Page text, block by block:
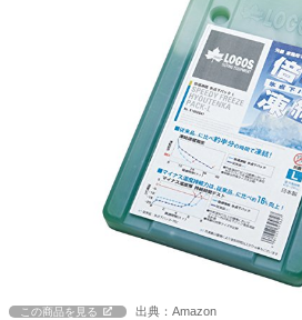
この商品を見る 出典：Amazon